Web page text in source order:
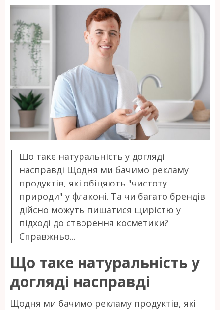
Що таке натуральність у догляді
насправді Щодня ми бачимо рекламу
продуктів, які обіцяють "чистоту
природи" у флаконі. Та чи багато брендів
дійсно можуть пишатися щирістю у
підході до створення косметики?
Справжньо...
Що таке натуральність у
догляді насправді
Щодня ми бачимо рекламу продуктів, які